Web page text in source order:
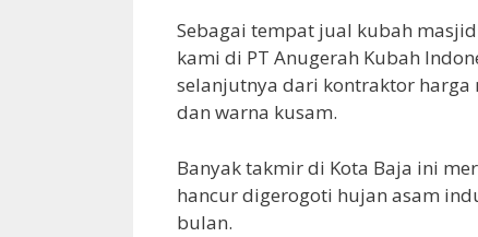
Sebagai tempat jual kubah
kami di PT Anugerah Kubah
selanjutnya dari kontraktor harga
dan warna kusam.
Banyak takmir di Kota Baja ini
hancur digerogoti hujan asam
bulan.